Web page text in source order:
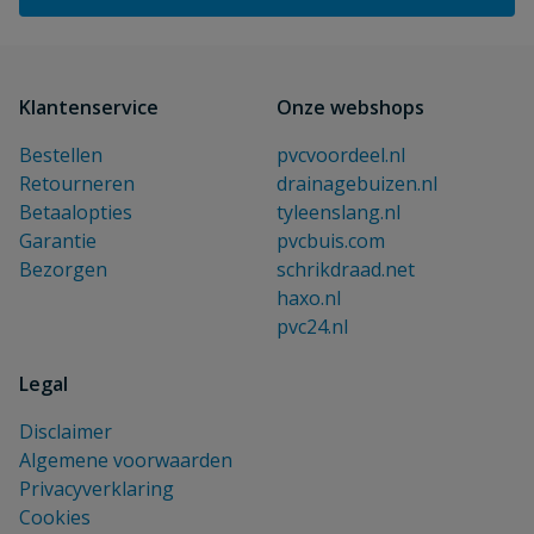
Klantenservice
Bestellen
Retourneren
Betaalopties
Garantie
Bezorgen
Onze webshops
pvcvoordeel.nl
drainagebuizen.nl
tyleenslang.nl
pvcbuis.com
schrikdraad.net
haxo.nl
pvc24.nl
Legal
Disclaimer
Algemene voorwaarden
Privacyverklaring
Cookies